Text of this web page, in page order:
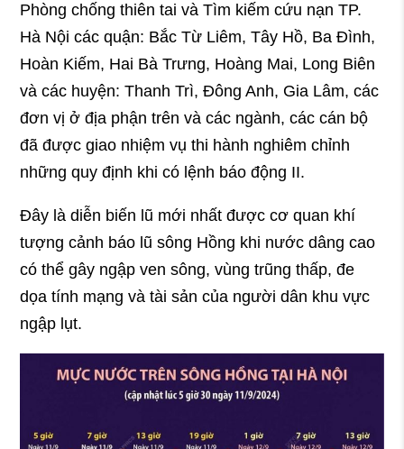
Phòng chống thiên tai và Tìm kiếm cứu nạn TP.
Hà Nội các quận: Bắc Từ Liêm, Tây Hồ, Ba Đình,
Hoàn Kiếm, Hai Bà Trưng, Hoàng Mai, Long Biên
và các huyện: Thanh Trì, Đông Anh, Gia Lâm, các
đơn vị ở địa phận trên và các ngành, các cán bộ
đã được giao nhiệm vụ thi hành nghiêm chỉnh
những quy định khi có lệnh báo động II.
Đây là diễn biến lũ mới nhất được cơ quan khí
tượng cảnh báo lũ sông Hồng khi nước dâng cao
có thể gây ngập ven sông, vùng trũng thấp, đe
dọa tính mạng và tài sản của người dân khu vực
ngập lụt.